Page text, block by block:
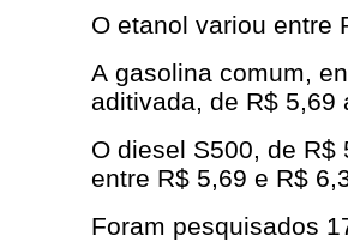
O etanol variou entre
A gasolina comum,
aditivada, de R$ 5,69
O diesel S500, de R$
entre R$ 5,69 e R$
Foram pesquisados